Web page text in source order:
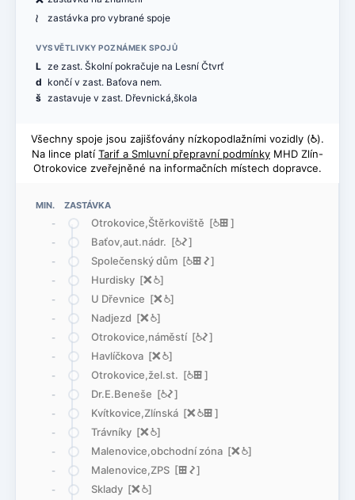
MIN. ZASTÁVKA
-
Otrokovice,Štěrkoviště [@æ]
- Baťov,aut.nádr. [@ó]
- Společenský dům [@æó]
- Hurdisky [ë@]
- U Dřevnice [ë@]
- Nadjezd [ë@]
- Otrokovice,náměstí [@ó]
- Havlíčkova [ë@]
- Otrokovice,žel.st. [@æ]
- Dr.E.Beneše [@ó]
- Kvítkovice,Zlínská [ë@æ]
- Trávníky [ë@]
- Malenovice,obchodní zóna [ë@]
- Malenovice,ZPS [æó]
- Sklady [ë@]
< zastávka pro vybrané spoje
VYSVĚTLIVKY POZNÁMEK SPOJŮ
L ze zast. Školní pokračuje na Lesní Čtvrť
d končí v zast. Baťova nem.
š zastavuje v zast. Dřevnická,škola
Všechny spoje jsou zajišťovány nízkopodlažními vozidly (@).
Na lince platí Tarif a Smluvní přepravní podmínky MHD Zlín-
Otrokovice zveřejněné na informačních místech dopravce.